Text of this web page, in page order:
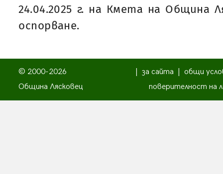
24.04.2025 г. на Кмета на Община
оспорване.
© 2000-2026
Община Лясковец
за сайта
общи
поверителност на